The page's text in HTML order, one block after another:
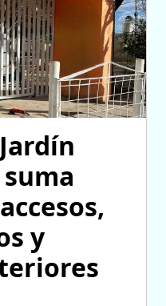
suma
y